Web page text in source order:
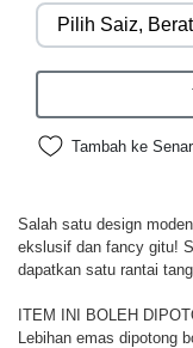
Tambah ke
Salah satu design
ekslusif dan fancy gitu!
dapatkan satu rantai
ITEM INI BOLEH
Lebihan emas dipotong